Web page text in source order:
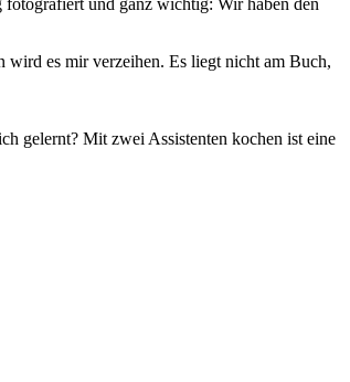
wird es mir verzeihen. Es liegt nicht am Buch,
gelernt? Mit zwei Assistenten kochen ist eine